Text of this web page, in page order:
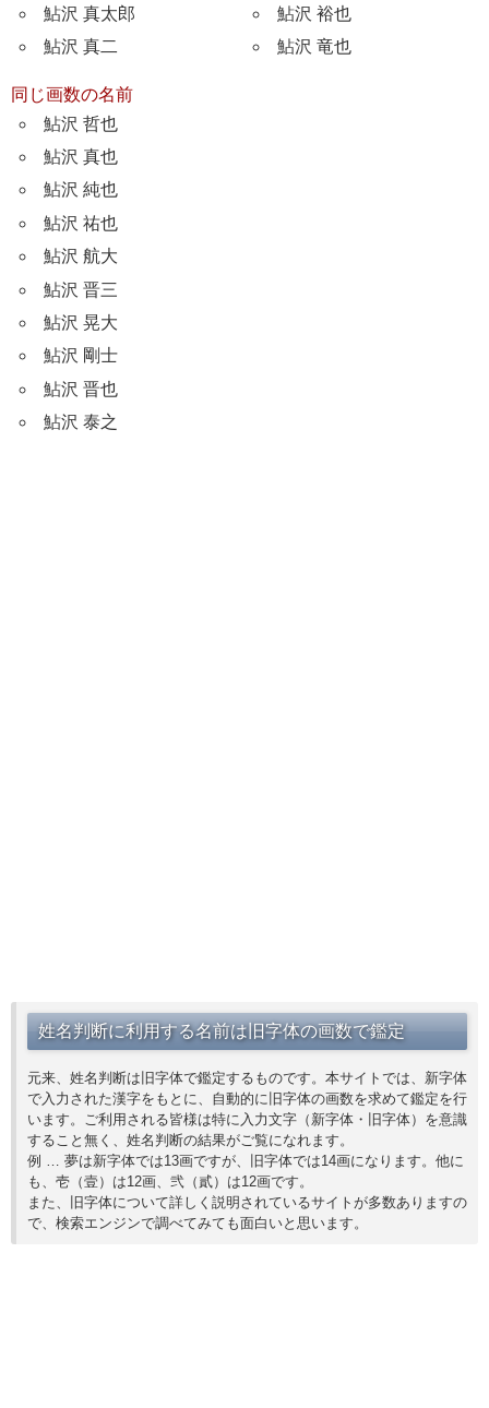
鮎沢 真太郎
鮎沢 真二
鮎沢 裕也
鮎沢 竜也
同じ画数の名前
鮎沢 哲也
鮎沢 真也
鮎沢 純也
鮎沢 祐也
鮎沢 航大
鮎沢 晋三
鮎沢 晃大
鮎沢 剛士
鮎沢 晋也
鮎沢 泰之
姓名判断に利用する名前は旧字体の画数で鑑定
元来、姓名判断は旧字体で鑑定するものです。本サイトでは、新字体
で入力された漢字をもとに、自動的に旧字体の画数を求めて鑑定を行
います。ご利用される皆様は特に入力文字（新字体・旧字体）を意識
すること無く、姓名判断の結果がご覧になれます。
例 … 夢は新字体では13画ですが、旧字体では14画になります。他に
も、壱（壹）は12画、弐（貳）は12画です。
また、旧字体について詳しく説明されているサイトが多数ありますの
で、検索エンジンで調べてみても面白いと思います。